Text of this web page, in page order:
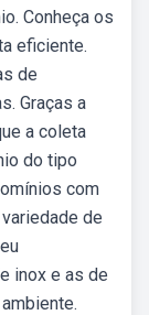
Conheça os
eficiente.
de
Graças a
a coleta
do tipo
com
de
inox e as de